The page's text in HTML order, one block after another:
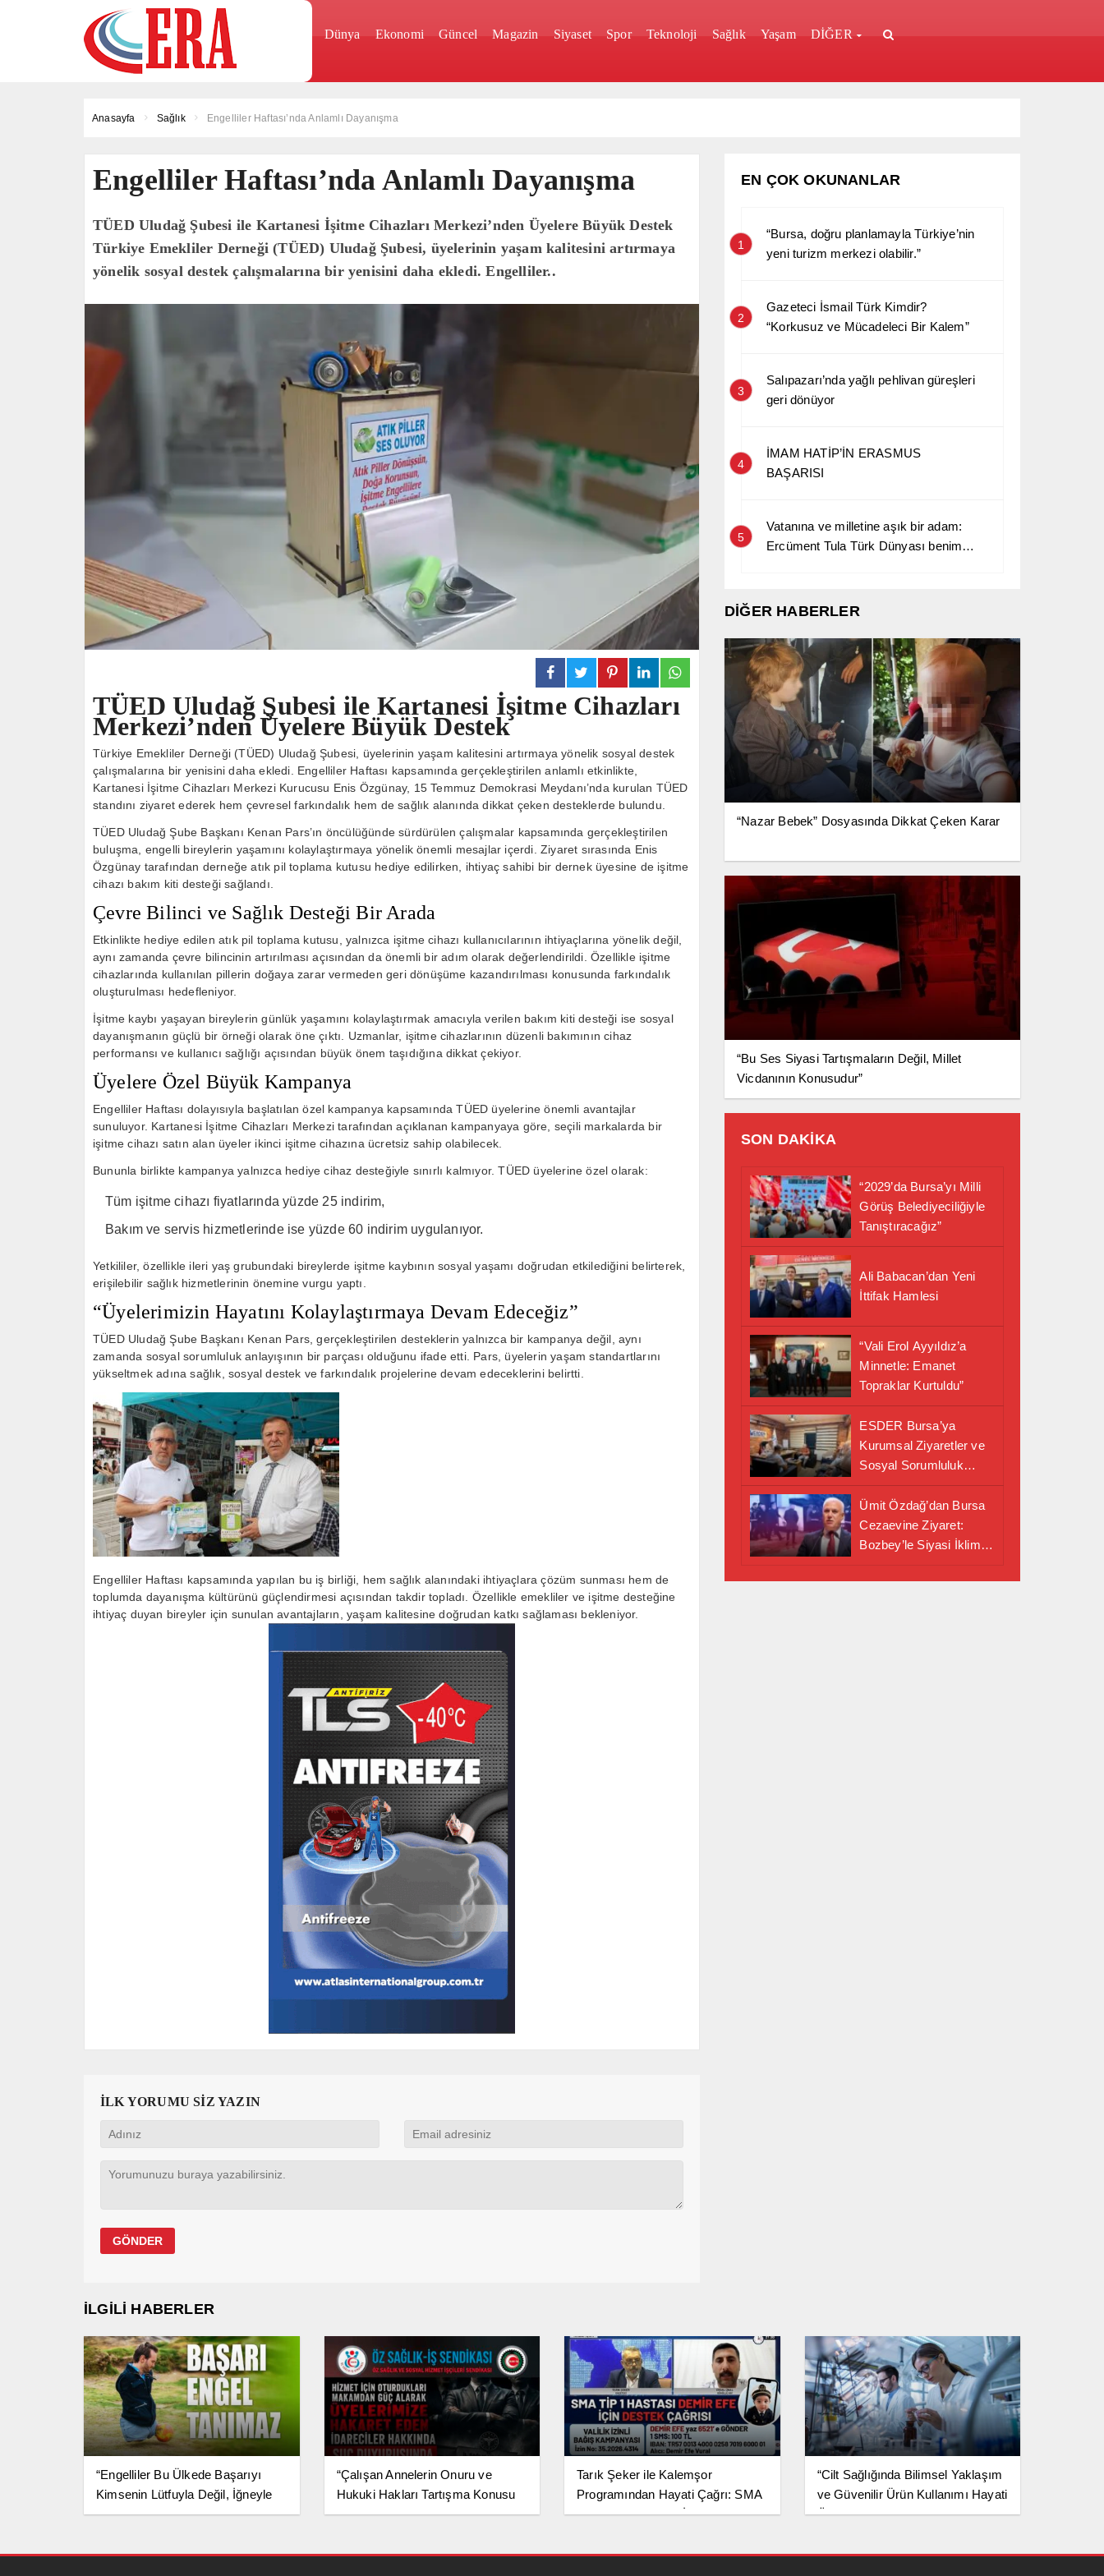
Dünya Ekonomi Güncel Magazin Siyaset Spor Teknoloji Sağlık Yaşam DİĞER
Anasayfa Sağlık Engelliler Haftası’nda Anlamlı Dayanışma
Engelliler Haftası’nda Anlamlı Dayanışma
TÜED Uludağ Şubesi ile Kartanesi İşitme Cihazları Merkezi’nden Üyelere Büyük Destek
Türkiye Emekliler Derneği (TÜED) Uludağ Şubesi, üyelerinin yaşam kalitesini artırmaya
yönelik sosyal destek çalışmalarına bir yenisini daha ekledi. Engelliler..
TÜED Uludağ Şubesi ile Kartanesi İşitme Cihazları
Merkezi’nden Üyelere Büyük Destek
Türkiye Emekliler Derneği (TÜED) Uludağ Şubesi, üyelerinin yaşam kalitesini artırmaya yönelik sosyal destek
çalışmalarına bir yenisini daha ekledi. Engelliler Haftası kapsamında gerçekleştirilen anlamlı etkinlikte,
Kartanesi İşitme Cihazları Merkezi Kurucusu Enis Özgünay, 15 Temmuz Demokrasi Meydanı’nda kurulan TÜED
standını ziyaret ederek hem çevresel farkındalık hem de sağlık alanında dikkat çeken desteklerde bulundu.
TÜED Uludağ Şube Başkanı Kenan Pars’ın öncülüğünde sürdürülen çalışmalar kapsamında gerçekleştirilen
buluşma, engelli bireylerin yaşamını kolaylaştırmaya yönelik önemli mesajlar içerdi. Ziyaret sırasında Enis
Özgünay tarafından derneğe atık pil toplama kutusu hediye edilirken, ihtiyaç sahibi bir dernek üyesine de işitme
cihazı bakım kiti desteği sağlandı.
Çevre Bilinci ve Sağlık Desteği Bir Arada
Etkinlikte hediye edilen atık pil toplama kutusu, yalnızca işitme cihazı kullanıcılarının ihtiyaçlarına yönelik değil,
aynı zamanda çevre bilincinin artırılması açısından da önemli bir adım olarak değerlendirildi. Özellikle işitme
cihazlarında kullanılan pillerin doğaya zarar vermeden geri dönüşüme kazandırılması konusunda farkındalık
oluşturulması hedefleniyor.
İşitme kaybı yaşayan bireylerin günlük yaşamını kolaylaştırmak amacıyla verilen bakım kiti desteği ise sosyal
dayanışmanın güçlü bir örneği olarak öne çıktı. Uzmanlar, işitme cihazlarının düzenli bakımının cihaz
performansı ve kullanıcı sağlığı açısından büyük önem taşıdığına dikkat çekiyor.
Üyelere Özel Büyük Kampanya
Engelliler Haftası dolayısıyla başlatılan özel kampanya kapsamında TÜED üyelerine önemli avantajlar
sunuluyor. Kartanesi İşitme Cihazları Merkezi tarafından açıklanan kampanyaya göre, seçili markalarda bir
işitme cihazı satın alan üyeler ikinci işitme cihazına ücretsiz sahip olabilecek.
Bununla birlikte kampanya yalnızca hediye cihaz desteğiyle sınırlı kalmıyor. TÜED üyelerine özel olarak:
Tüm işitme cihazı fiyatlarında yüzde 25 indirim,
Bakım ve servis hizmetlerinde ise yüzde 60 indirim uygulanıyor.
Yetkililer, özellikle ileri yaş grubundaki bireylerde işitme kaybının sosyal yaşamı doğrudan etkilediğini belirterek,
erişilebilir sağlık hizmetlerinin önemine vurgu yaptı.
“Üyelerimizin Hayatını Kolaylaştırmaya Devam Edeceğiz”
TÜED Uludağ Şube Başkanı Kenan Pars, gerçekleştirilen desteklerin yalnızca bir kampanya değil, aynı
zamanda sosyal sorumluluk anlayışının bir parçası olduğunu ifade etti. Pars, üyelerin yaşam standartlarını
yükseltmek adına sağlık, sosyal destek ve farkındalık projelerine devam edeceklerini belirtti.
Engelliler Haftası kapsamında yapılan bu iş birliği, hem sağlık alanındaki ihtiyaçlara çözüm sunması hem de
toplumda dayanışma kültürünü güçlendirmesi açısından takdir topladı. Özellikle emekliler ve işitme desteğine
ihtiyaç duyan bireyler için sunulan avantajların, yaşam kalitesine doğrudan katkı sağlaması bekleniyor.
İLK YORUMU SİZ YAZIN
EN ÇOK OKUNANLAR
1
“Bursa, doğru planlamayla Türkiye’nin
yeni turizm merkezi olabilir.”
2
Gazeteci İsmail Türk Kimdir?
“Korkusuz ve Mücadeleci Bir Kalem”
3
Salıpazarı’nda yağlı pehlivan güreşleri
geri dönüyor
4
İMAM HATİP’İN ERASMUS
BAŞARISI
5
Vatanına ve milletine aşık bir adam:
Ercüment Tula Türk Dünyası benim
DİĞER HABERLER
“Nazar Bebek” Dosyasında Dikkat Çeken Karar
“Bu Ses Siyasi Tartışmaların Değil, Millet
Vicdanının Konusudur”
SON DAKİKA
“2029’da Bursa’yı Milli
Görüş Belediyeciliğiyle
Tanıştıracağız”
Ali Babacan’dan Yeni
İttifak Hamlesi
“Vali Erol Ayyıldız’a
Minnetle: Emanet
Topraklar Kurtuldu”
ESDER Bursa’ya
Kurumsal Ziyaretler ve
Sosyal Sorumluluk
Alanında Önemli İş
Birliği Adımı
Ümit Özdağ’dan Bursa
Cezaevine Ziyaret:
Bozbey’le Siyasi İklim
İLGİLİ HABERLER
“Engelliler Bu Ülkede Başarıyı
Kimsenin Lütfuyla Değil, İğneyle
Kuyu Kazarak Kazanıyor”
“Çalışan Annelerin Onuru ve
Hukuki Hakları Tartışma Konusu
Yapılamaz”
Tarık Şeker ile Kalemşor
Programından Hayati Çağrı: SMA
Hastası Demir Efe İçin Zaman
“Cilt Sağlığında Bilimsel Yaklaşım
ve Güvenilir Ürün Kullanımı Hayati
Önem Taşıyor”